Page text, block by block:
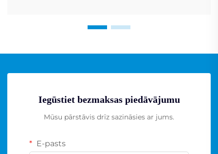
Iegūstiet bezmaksas piedāvājumu
Mūsu pārstāvis drīz sazināsies ar jums.
E-pasts